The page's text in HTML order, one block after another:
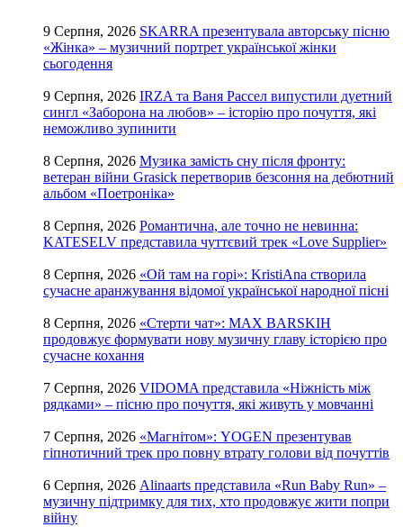
9 Серпня, 2026 SKARRA презентувала авторську пісню
«Жінка» – музичний портрет української жінки
сьогодення
9 Серпня, 2026 IRZA та Ваня Рассел випустили дуетний
сингл «Заборона на любов» – історію про почуття, які
неможливо зупинити
8 Серпня, 2026 Музика замість сну після фронту:
ветеран війни Grasick перетворив безсоння на дебютний
альбом «Поетроніка»
8 Серпня, 2026 Романтична, але точно не невинна:
KATESELV представила чуттєвий трек «Love Supplier»
8 Серпня, 2026 «Ой там на горі»: KristiAna створила
сучасне аранжування відомої української народної пісні
8 Серпня, 2026 «Стерти чат»: MAX BARSKIH
продовжує формувати нову музичну главу історією про
сучасне кохання
7 Серпня, 2026 VIDOMA представила «Ніжність між
рядками» – пісню про почуття, які живуть у мовчанні
7 Серпня, 2026 «Магнітом»: YOGEN презентував
гіпнотичний трек про повну втрату голови від почуттів
6 Серпня, 2026 Alinaarts представила «Run Baby Run» –
музичну підтримку для тих, хто продовжує жити попри
війну